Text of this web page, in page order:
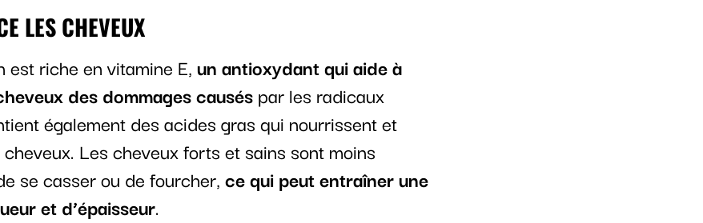
LES CHEVEUX
est riche en vitamine E,un antioxydant qui aide à
des dommages causéspar les radicaux
également des acides gras qui nourrissent et
Les cheveux forts et sains sont moins
se casser ou de fourcher,ce qui peut entraîner une
et d’épaisseur.